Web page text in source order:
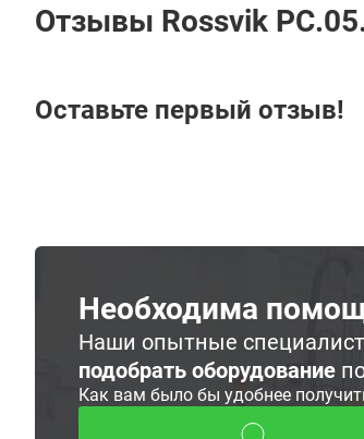
Отзывы Rossvik
Оставьте первый отзыв!
Необходима
Наши опытные
подобрать оборудование
Как вам было бы удобнее